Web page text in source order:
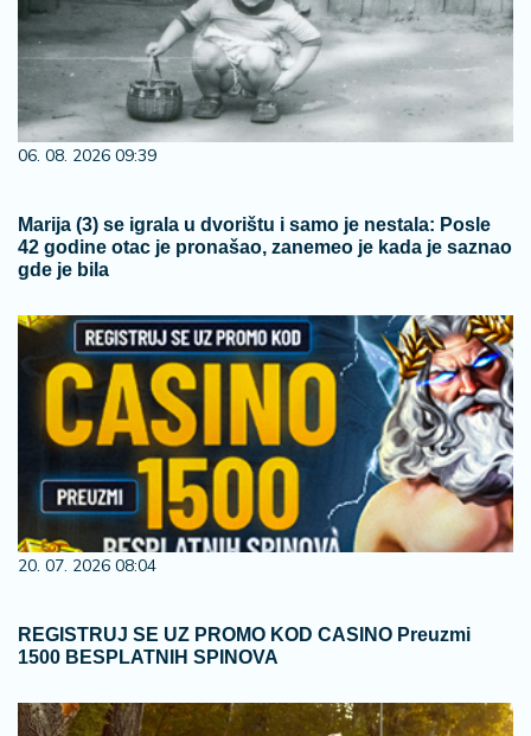
06. 08. 2026 09:39
Marija (3) se igrala u dvorištu i samo je nestala: Posle
42 godine otac je pronašao, zanemeo je kada je saznao
gde je bila
20. 07. 2026 08:04
REGISTRUJ SE UZ PROMO KOD CASINO Preuzmi
1500 BESPLATNIH SPINOVA